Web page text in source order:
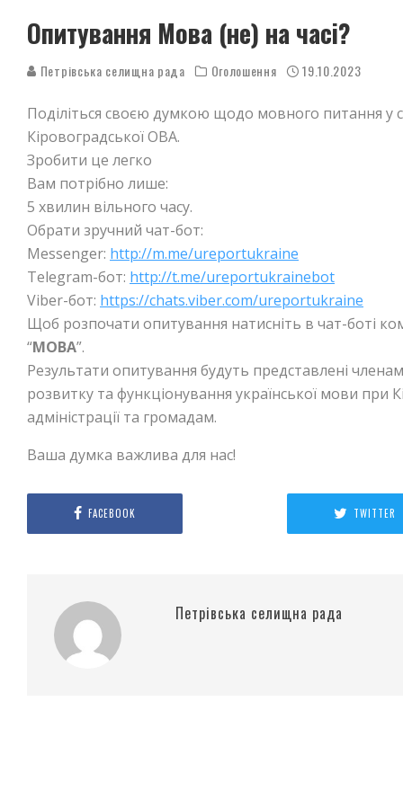
Опитування Мова (не) на часі?
Петрівська селищна рада Оголошення 19.10.2023
Поділіться своєю думкою щодо мовного питання у
Кіровоградської ОВА.
Зробити це легко
Вам потрібно лише:
5 хвилин вільного часу.
Обрати зручний чат-бот:
Messenger: http://m.me/ureportukraine
Telegram-бот: http://t.me/ureportukrainebot
Viber-бот: https://chats.viber.com/ureportukraine
Щоб розпочати опитування натисніть в чат-боті
“МОВА”.
Результати опитування будуть представлені
розвитку та функціонування української мови при
адміністрації та громадам.
Ваша думка важлива для нас!
FACEBOOK TWITTER
Петрівська селищна рада